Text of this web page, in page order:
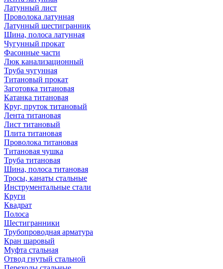
Латунный лист
Проволока латунная
Латунный шестигранник
Шина, полоса латунная
Чугунный прокат
Фасонные части
Люк канализационный
Труба чугунная
Титановый прокат
Заготовка титановая
Катанка титановая
Круг, пруток титановый
Лента титановая
Лист титановый
Плита титановая
Проволока титановая
Титановая чушка
Труба титановая
Шина, полоса титановая
Тросы, канаты стальные
Инструментальные стали
Круги
Квадрат
Полоса
Шестигранники
Трубопроводная арматура
Кран шаровый
Муфта стальная
Отвод гнутый стальной